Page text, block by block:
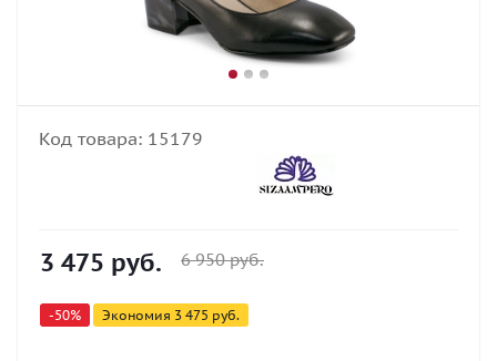
Код товара: 15179
3 475 руб. 6 950руб.
-50% Экономия 3 475 руб.